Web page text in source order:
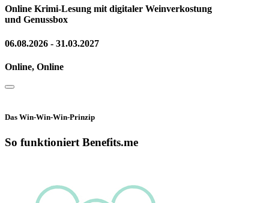
Online Krimi-Lesung mit digitaler Weinverkostung
und Genussbox
06.08.2026 - 31.03.2027
Online, Online
Das Win-Win-Win-Prinzip
So funktioniert Benefits.me